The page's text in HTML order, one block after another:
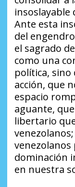
insoslayable
Ante esta
del
el sagrado
como una
política, sino
acción, que
espacio
aguante,
libertario
venezolanos
dominación
en nuestra